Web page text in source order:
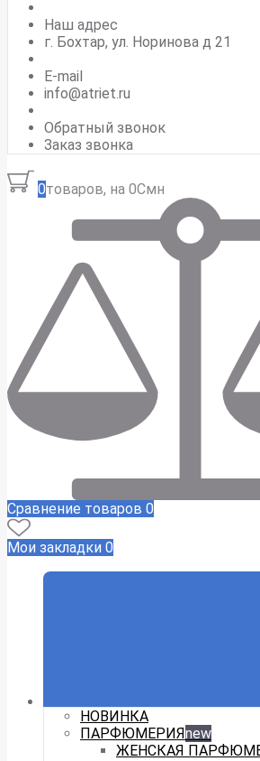
Наш адрес
г. Бохтар, ул. Норинова д 21
E-mail
info@atriet.ru
Обратный звонок
Заказ звонка
0товаров, на 0Смн
Сравнение товаров 0
Мои закладки 0
НОВИНКА
ПАРФЮМЕРИЯnew
ЖЕНСКАЯ